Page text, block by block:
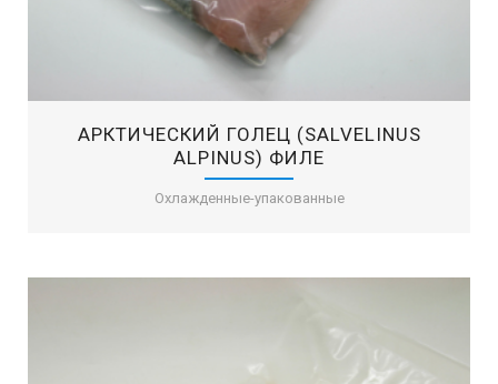
AРКТИЧЕСКИЙ ГОЛЕЦ (SALVELINUS
ALPINUS) ФИЛЕ
Охлажденные-упакованные